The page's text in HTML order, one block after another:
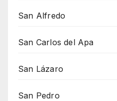
San Alfredo
San Carlos del Apa
San Lázaro
San Pedro